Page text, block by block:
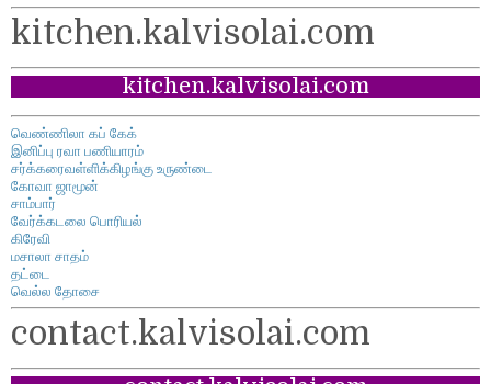
kitchen.kalvisolai.com
kitchen.kalvisolai.com
வெண்ணிலா கப் கேக்
இனிப்பு ரவா பணியாரம்
சர்க்கரைவள்ளிக்கிழங்கு உருண்டை
கோவா ஜாமூன்
சாம்பார்
வேர்க்கடலை பொரியல்
கிரேவி
மசாலா சாதம்
தட்டை
வெல்ல தோசை
contact.kalvisolai.com